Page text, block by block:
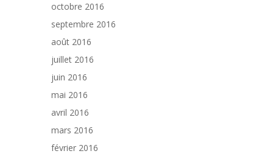
octobre 2016
septembre 2016
août 2016
juillet 2016
juin 2016
mai 2016
avril 2016
mars 2016
février 2016